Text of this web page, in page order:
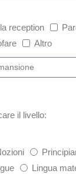
reception
Altro
il livello:
Lingua